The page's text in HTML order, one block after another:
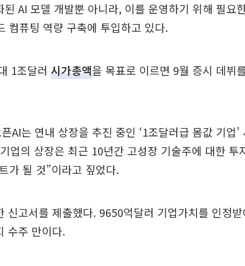
AI 모델 개발뿐 아니라, 이를 운영하기 위해 필요
컴퓨팅 역량 구축에 투입하고 있다.
1조달러 시가총액을 목표로 이르면 9월 증시 데뷔
AI는 연내 상장을 추진 중인 ‘1조달러급 몸값 기업’
업의 상장은 최근 10년간 고성장 기술주에 대한 투
가 될 것”이라고 짚었다.
신고서를 제출했다. 9650억달러 기업가치를 인정
수주 만이다.